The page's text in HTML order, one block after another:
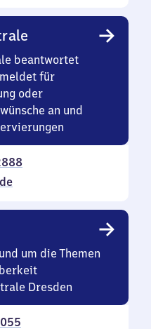
beantwortet
für
oder
an und
um die Themen
Dresden